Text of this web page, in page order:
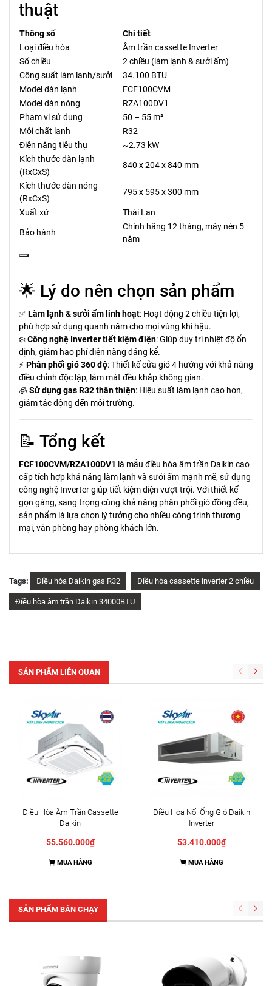
thuật
Thông số
Chi tiết
Loại điều hòa
Âm trần cassette Inverter
Số chiều
2 chiều (làm lạnh & sưởi ấm)
Công suất làm lạnh/sưởi
34.100 BTU
Model dàn lạnh
FCF100CVM
Model dàn nóng
RZA100DV1
Phạm vi sử dụng
50 – 55 m²
Môi chất lạnh
R32
Điện năng tiêu thụ
~2.73 kW
Kích thước dàn lạnh
(RxCxS)
840 x 204 x 840 mm
Kích thước dàn nóng
(RxCxS)
795 x 595 x 300 mm
Xuất xứ Thái Lan
Bảo hành
Chính hãng 12 tháng, máy nén 5
năm
🌟 Lý do nên chọn sản phẩm
✅Làm lạnh & sưởi ấm linh hoạt: Hoạt động 2 chiều tiện lợi,
phù hợp sử dụng quanh năm cho mọi vùng khí hậu.
❄️Công nghệ Inverter tiết kiệm điện: Giúp duy trì nhiệt độ ổn
định, giảm hao phí điện năng đáng kể.
⚡Phân phối gió 360 độ: Thiết kế cửa gió 4 hướng với khả năng
điều chỉnh độc lập, làm mát đều khắp không gian.
🧊Sử dụng gas R32 thân thiện: Hiệu suất làm lạnh cao hơn,
giảm tác động đến môi trường.
📝 Tổng kết
FCF100CVM/RZA100DV1 là mẫu điều hòa âm trần Daikin cao
cấp tích hợp khả năng làm lạnh và sưởi ấm mạnh mẽ, sử dụng
công nghệ Inverter giúp tiết kiệm điện vượt trội. Với thiết kế
gọn gàng, sang trọng cùng khả năng phân phối gió đồng đều,
sản phẩm là lựa chọn lý tưởng cho nhiều công trình thương
mại, văn phòng hay phòng khách lớn.
Tags: Điều hòa Daikin gas R32 Điều hòa cassette inverter 2 chiều
Điều hòa âm trần Daikin 34000BTU
SẢN PHẨM LIÊN QUAN
Điều Hòa Âm Trần Cassette
Daikin
55.560.000₫
MUA HÀNG
Điều Hòa Nối Ống Gió Daikin
Inverter
53.410.000₫
MUA HÀNG
SẢN PHẨM BÁN CHẠY